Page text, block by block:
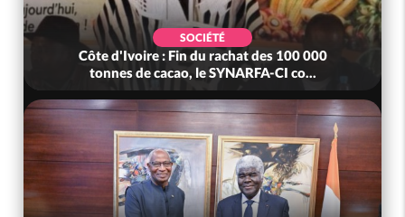
SOCIÉTÉ
Côte d'Ivoire : Fin du rachat des 100 000
tonnes de cacao, le SYNARFA-CI co...